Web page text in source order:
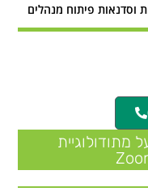
וסדנאות פיתוח מנהלים
מתודולוגיית